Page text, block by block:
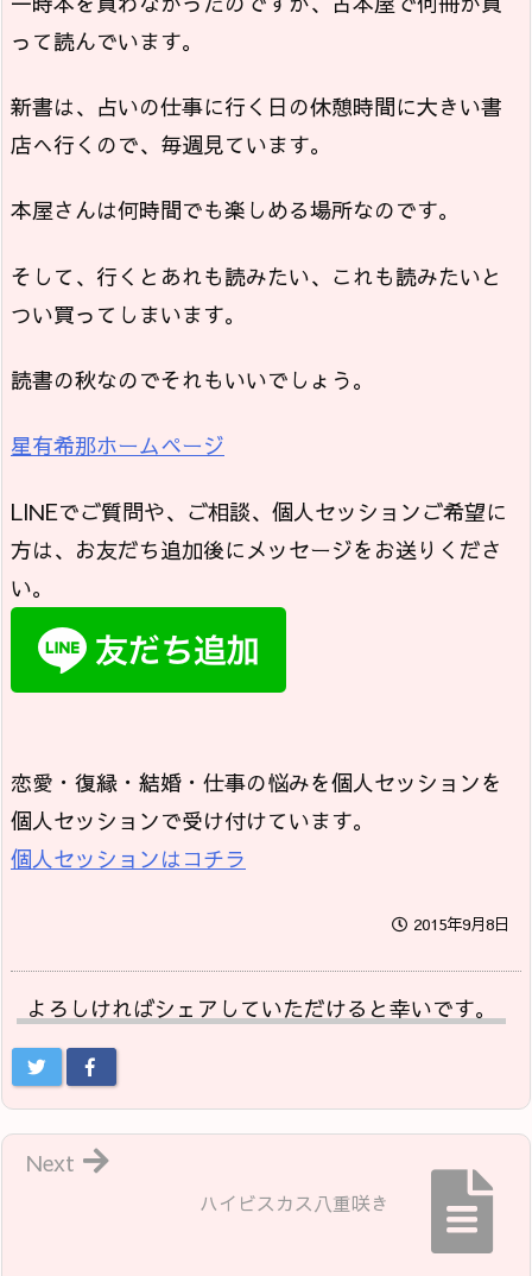
って読んでいます。
新書は、占いの仕事に行く日の休憩時間に大きい書
店へ行くので、毎週見ています。
本屋さんは何時間でも楽しめる場所なのです。
そして、行くとあれも読みたい、これも読みたいと
つい買ってしまいます。
読書の秋なのでそれもいいでしょう。
星有希那ホームページ
LINEでご質問や、ご相談、個人セッションご希望に
方は、お友だち追加後にメッセージをお送りくださ
い。
恋愛・復縁・結婚・仕事の悩みを個人セッションを
個人セッションで受け付けています。
個人セッションはコチラ
2015年9月8日
よろしければシェアしていただけると幸いです。
ハイビスカス八重咲き
Next